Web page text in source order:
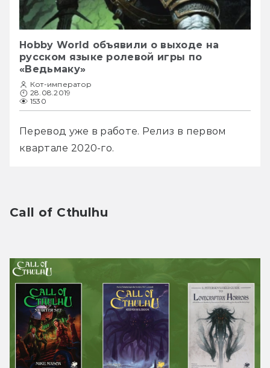
Hobby World объявили о выходе на
русском языке ролевой игры по
«Ведьмаку»
Кот-император
28.08.2019
1530
Перевод уже в работе. Релиз в первом
квартале 2020-го.
Call of Cthulhu